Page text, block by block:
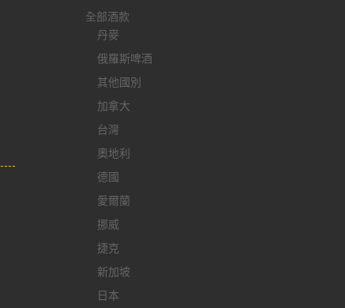
全部酒款
丹麥
俄羅斯啤酒
其他國別
加拿大
台灣
奧地利
德國
愛爾蘭
挪威
捷克
新加坡
日本